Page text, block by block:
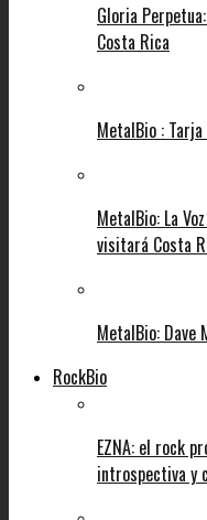
Gloria
Costa Rica
MetalBio :
MetalBio: La
visitará Costa
MetalBio: Dave
RockBio
EZNA: el rock
introspectiva y